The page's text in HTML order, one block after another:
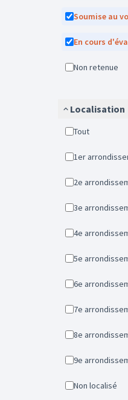
Soumise au
En cours
Non retenue
Localisation
Tout
1er
2e
3e
4e
5e
6e
7e
8e
9e
Non localisé